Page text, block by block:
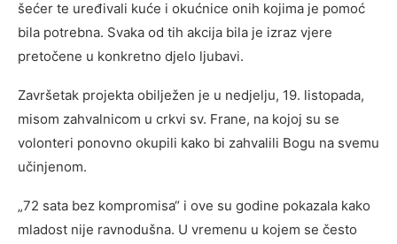
šećer te uređivali kuće i okućnice onih kojima je pomoć
bila potrebna. Svaka od tih akcija bila je izraz vjere
pretočene u konkretno djelo ljubavi.
Završetak projekta obilježen je u nedjelju, 19. listopada,
misom zahvalnicom u crkvi sv. Frane, na kojoj su se
volonteri ponovno okupili kako bi zahvalili Bogu na svemu
učinjenom.
„72 sata bez kompromisa“ i ove su godine pokazala kako
mladost nije ravnodušna. U vremenu u kojem se često